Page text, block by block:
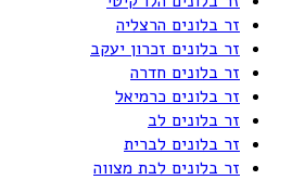
זר בלונים הרצליה
זר בלונים זכרון יעקב
זר בלונים חדרה
זר בלונים כרמיאל
זר בלונים לב
זר בלונים לברית
זר בלונים לבת מצווה